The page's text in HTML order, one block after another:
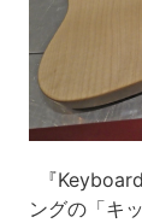
『
ングの「キ